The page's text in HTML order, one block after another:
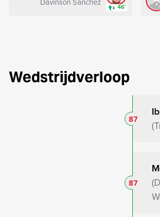
46’
Wedstrijdverloop
87
87